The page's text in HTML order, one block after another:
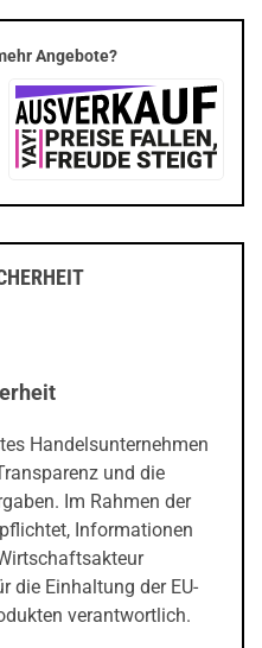
Angebote?
Handelsunternehmen
und die
Im Rahmen der
Informationen
die Einhaltung der EU-
verantwortlich.